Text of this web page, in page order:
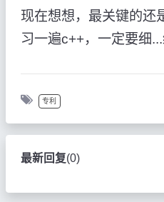
现在想想，最关键的还
习一遍c++，一定要细
专利
最新回复(0)